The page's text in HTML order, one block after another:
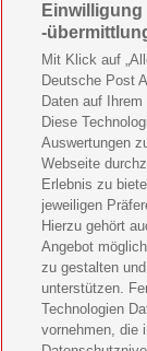
Wohnen &
Mein schönes
Bild der Frau
11 Freunde
LEGO Ninjago
Brigitte
GEOlino
Stern Crime
Einwilligung
-
Mit Klick auf
Deutsche Post
Daten auf
Diese
Auswertungen
Webseite
Erlebnis zu
jeweiligen
Hierzu gehört
Angebot
zu gestalten
unterstützen.
Technologien
vornehmen, die